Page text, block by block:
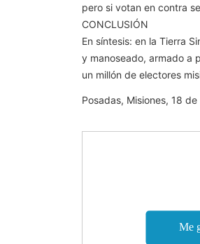
pero si votan en contra
CONCLUSIÓN
En síntesis: en la Tierra
y manoseado, armado a
un millón de electores
Posadas, Misiones, 18